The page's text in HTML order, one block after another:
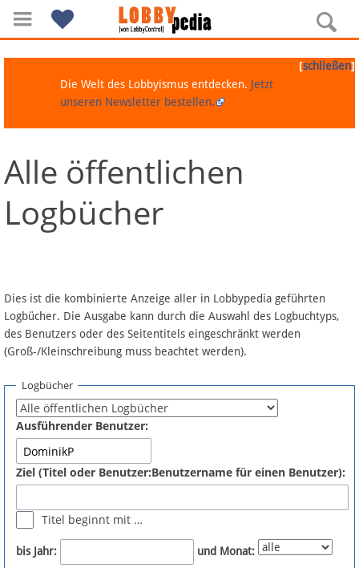
Navigation
Über Lobbypedia
Artikel nach Kategorien
FAQ
Fördermitglied werden
Fehler melden
Newsletter
[schließen]
Die Welt des Lobbyismus entdecken. Jetzt
unseren Newsletter bestellen.
Alle öffentlichen
Logbücher
Dies ist die kombinierte Anzeige aller in Lobbypedia geführten
Logbücher. Die Ausgabe kann durch die Auswahl des Logbuchtyps,
des Benutzers oder des Seitentitels eingeschränkt werden
(Groß-/Kleinschreibung muss beachtet werden).
Logbücher
Ausführender Benutzer:
Ziel (Titel oder Benutzer:Benutzername für einen Benutzer):
Titel beginnt mit …
bis Jahr: und Monat: